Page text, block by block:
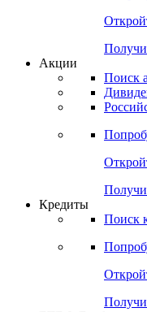
Поиск
Поиск